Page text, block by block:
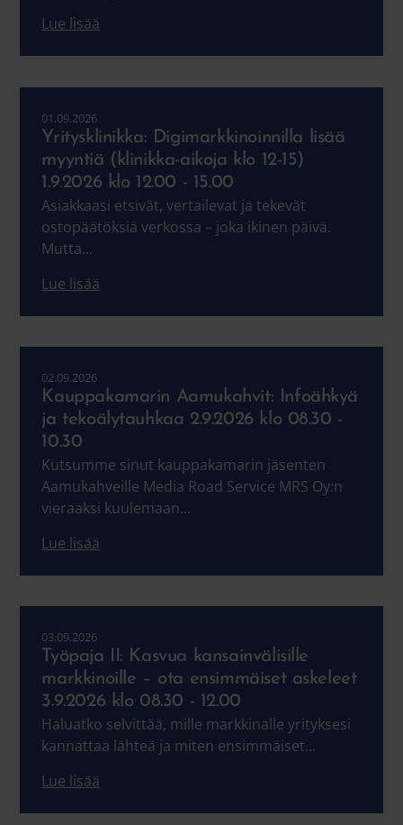
Lue lisää
Yritysklinikka: Digimarkkinoinnilla lisää
myyntiä (klinikka-aikoja klo 12-15)
1.9.2026 klo 12.00 - 15.00
01.09.2026
Asiakkaasi etsivät, vertailevat ja tekevät
ostopäätöksiä verkossa – joka ikinen päivä.
Mutta...
Lue lisää
Kauppakamarin Aamukahvit: ​​​​​​​Infoähkyä
ja tekoälytauhkaa 2.9.2026 klo 08.30 -
10.30
02.09.2026
Kutsumme sinut kauppakamarin jäsenten
Aamukahveille Media Road Service MRS Oy:n
vieraaksi kuulemaan...
Lue lisää
Työpaja II: Kasvua kansainvälisille
markkinoille – ota ensimmäiset askeleet
3.9.2026 klo 08.30 - 12.00
03.09.2026
Haluatko selvittää, mille markkinalle yrityksesi
kannattaa lähteä ja miten ensimmäiset...
Lue lisää